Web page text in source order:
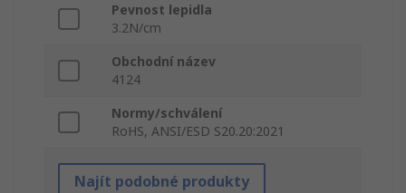
Pevnost lepidla
3.2N/cm
Obchodní název
4124
Normy/schválení
RoHS, ANSI/ESD S20.20:2021
Najít podobné produkty